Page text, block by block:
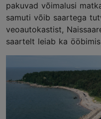
pakuvad võimalusi
samuti võib saartega
veoautokastist,
saartelt leiab ka